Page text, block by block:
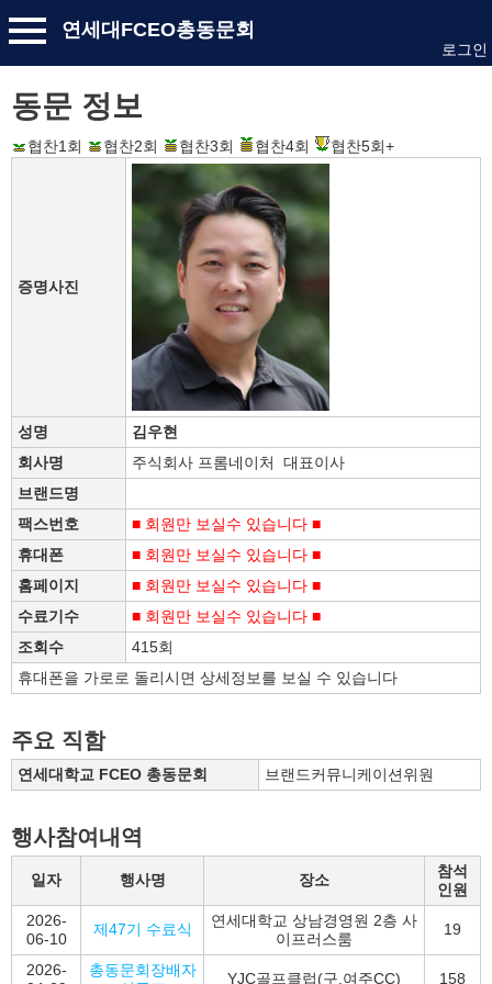
연세대FCEO총동문회
로그인
동문 정보
협찬1회 협찬2회 협찬3회 협찬4회 협찬5회+
증명사진
성명
김우현
회사명
주식회사 프롬네이처 대표이사
브랜드명
팩스번호
■ 회원만 보실수 있습니다 ■
휴대폰
■ 회원만 보실수 있습니다 ■
홈페이지
■ 회원만 보실수 있습니다 ■
수료기수
■ 회원만 보실수 있습니다 ■
조회수
415회
휴대폰을 가로로 돌리시면 상세정보를 보실 수 있습니다
주요 직함
연세대학교 FCEO 총동문회 브랜드커뮤니케이션위원
행사참여내역
일자 행사명 장소
참석
인원
2026-
06-10
제47기 수료식
연세대학교 상남경영원 2층 사
이프러스룸
19
2026-
총동문회장배자
YJC골프클럽(구.여주CC) 158